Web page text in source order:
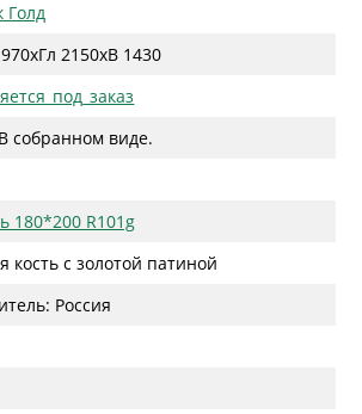
Голд
xГл 2150xВ 1430
собранном виде.
180*200 R101g
кость с золотой патиной
Россия